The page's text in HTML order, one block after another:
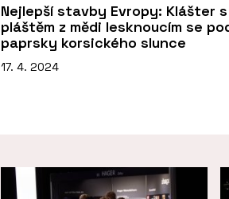
Nejlepší stavby Evropy: Klášter s
pláštěm z mědi lesknoucím se
paprsky korsického slunce
17. 4. 2024